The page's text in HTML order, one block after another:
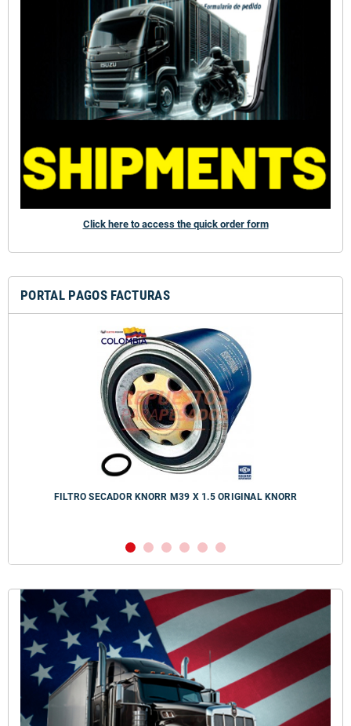
Click here to access the quick order form
PORTAL PAGOS FACTURAS
FILTRO SECADOR KNORR M39 X 1.5 ORIGINAL KNORR